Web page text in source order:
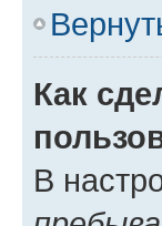
Как
В